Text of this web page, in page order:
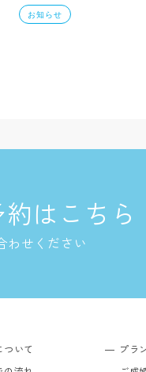
お知らせ
はこちら
わせください
いて
プラ